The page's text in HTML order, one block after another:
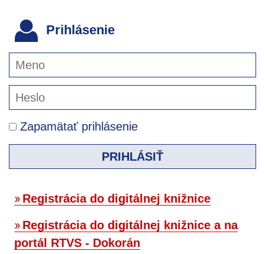
Prihlásenie
Zapamätať prihlásenie
PRIHLÁSIŤ
Registrácia do digitálnej knižnice
Registrácia do digitálnej knižnice a na
portál RTVS - Dokorán